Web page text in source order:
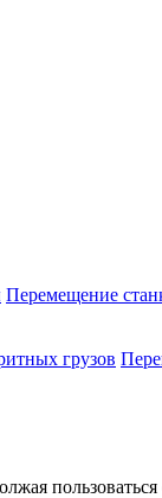
Перемещение
грузов
пользоваться